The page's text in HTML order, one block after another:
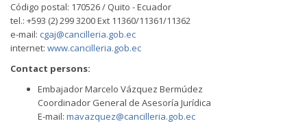
Código postal: 170526 / Quito - Ecuador
tel.: +593 (2) 299 3200 Ext 11360/11361/11362
e-mail: cgaj@cancilleria.gob.ec
internet: www.cancilleria.gob.ec
Contact persons:
Embajador Marcelo Vázquez Bermúdez
Coordinador General de Asesoría Jurídica
E-mail: mavazquez@cancilleria.gob.ec